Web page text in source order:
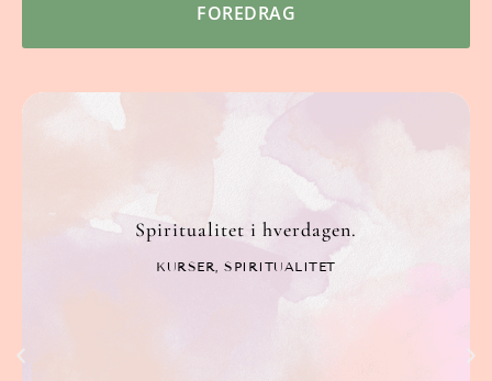
FOREDRAG
Spiritualitet i hverdagen.
KURSER ,SPIRITUALITET